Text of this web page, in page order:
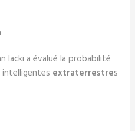
lacki a évalué la probabilité
extraterrestres